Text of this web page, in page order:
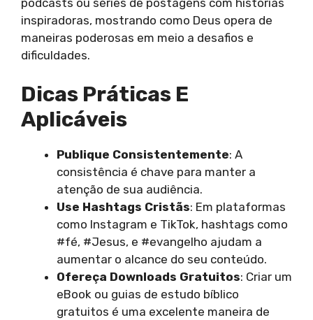
inspiradoras, mostrando como Deus opera de
maneiras poderosas em meio a desafios e
dificuldades.
Dicas Práticas E
Aplicáveis
Publique Consistentemente: A
consistência é chave para manter a
atenção de sua audiência.
Use Hashtags Cristãs: Em plataformas
como Instagram e TikTok, hashtags como
#fé, #Jesus, e #evangelho ajudam a
aumentar o alcance do seu conteúdo.
Ofereça Downloads Gratuitos: Criar um
eBook ou guias de estudo bíblico
gratuitos é uma excelente maneira de